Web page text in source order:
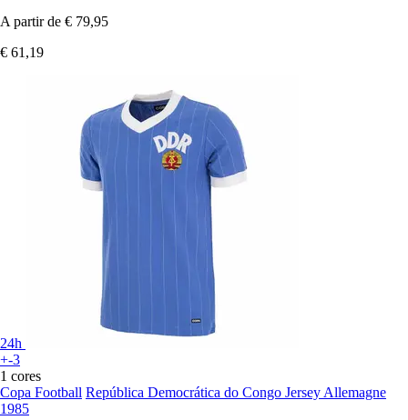
A partir de € 79,95
€ 61,19
24h
+-3
1 cores
Copa Football República Democrática do Congo Jersey Allemagne
1985